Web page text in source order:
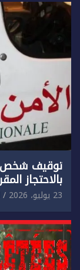
توقيف شخص
بالاحتجاز
إضرام النار
23 يوليو، 2026